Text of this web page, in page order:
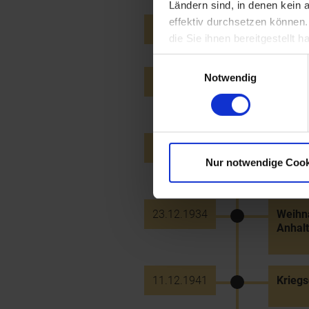
Ländern sind, in denen kein
effektiv durchsetzen
die Sie ihnen bereitgestellt
Notwendig
Nur notwendige
27.12.1924
21.12.1930
15.12.1933
aus
23.12.1934
11.12.1941